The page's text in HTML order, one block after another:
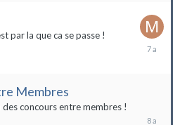
par la que ca se passe !
19
Membres
concours entre membres !
2016